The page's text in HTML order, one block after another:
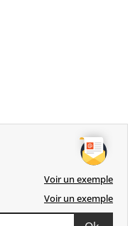
Voir un exemple
Voir un exemple